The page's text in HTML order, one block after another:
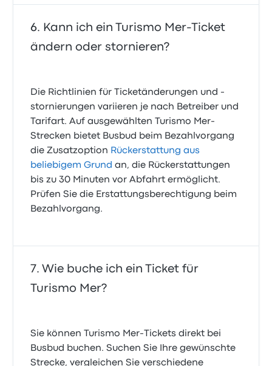
Kann ich ein Turismo Mer-Ticket
ändern oder stornieren?
Die Richtlinien für Ticketänderungen und -
stornierungen variieren je nach Betreiber und
Tarifart. Auf ausgewählten Turismo Mer-
Strecken bietet Busbud beim Bezahlvorgang
die Zusatzoption Rückerstattung aus
beliebigem Grund an, die Rückerstattungen
bis zu 30 Minuten vor Abfahrt ermöglicht.
Prüfen Sie die Erstattungsberechtigung beim
Bezahlvorgang.
Wie buche ich ein Ticket für
Turismo Mer?
Sie können Turismo Mer-Tickets direkt bei
Busbud buchen. Suchen Sie Ihre gewünschte
Strecke, vergleichen Sie verschiedene